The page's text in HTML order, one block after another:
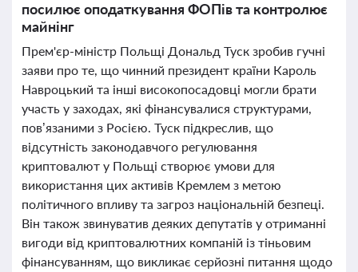
посилює оподаткування ФОПів та контролює
майнінг
Прем'єр-міністр Польщі Дональд Туск зробив гучні
заяви про те, що чинний президент країни Кароль
Навроцький та інші високопосадовці могли брати
участь у заходах, які фінансувалися структурами,
пов’язаними з Росією. Туск підкреслив, що
відсутність законодавчого регулювання
криптовалют у Польщі створює умови для
використання цих активів Кремлем з метою
політичного впливу та загроз національній безпеці.
Він також звинуватив деяких депутатів у отриманні
вигоди від криптовалютних компаній із тіньовим
фінансуванням, що викликає серйозні питання щодо